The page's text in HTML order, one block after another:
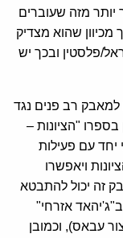
מזה שעוברים
שהוא מצדיק
פלסטין ובכך יש
למאבק רב פנים נגד
"הציונות –
עם פעילות
ויאפשרו
זה יכול להתבטא
אזרחי"
עבאס), וכמובן